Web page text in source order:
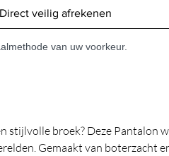
Direct veilig afrekenen
van uw voorkeur.
stijlvolle broek? Deze Pantalon
Gemaakt van boterzacht